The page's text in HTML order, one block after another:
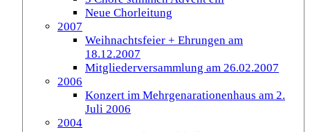
Neue Chorleitung
2007
Weihnachtsfeier + Ehrungen am
18.12.2007
Mitgliederversammlung am 26.02.2007
2006
Konzert im Mehrgenarationenhaus am 2.
Juli 2006
2004